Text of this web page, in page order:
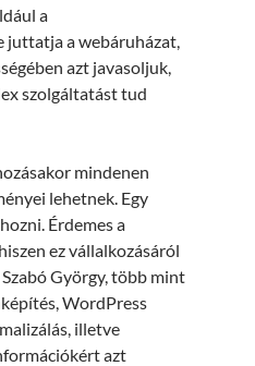
a
juttatja a webáruházat,
azt javasoljuk,
szolgáltatást tud
mindenen
lehetnek. Egy
Érdemes a
ez vállalkozásáról
György, több mint
WordPress
illetve
azt